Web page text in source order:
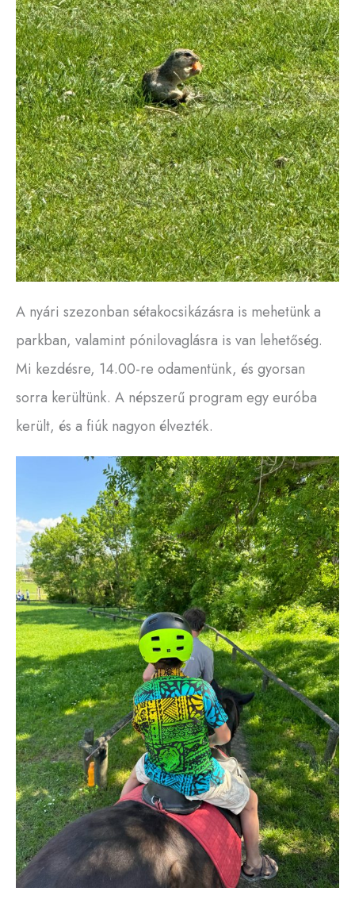
A nyári szezonban sétakocsikázásra is mehetünk a
parkban, valamint pónilovaglásra is van lehetőség.
Mi kezdésre, 14.00-re odamentünk, és gyorsan
sorra kerültünk. A népszerű program egy euróba
került, és a fiúk nagyon élvezték.